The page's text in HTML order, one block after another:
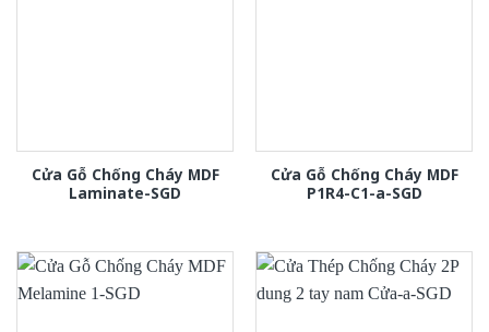
Cửa Gỗ Chống Cháy MDF
Laminate-SGD
Cửa Gỗ Chống Cháy MDF
P1R4-C1-a-SGD